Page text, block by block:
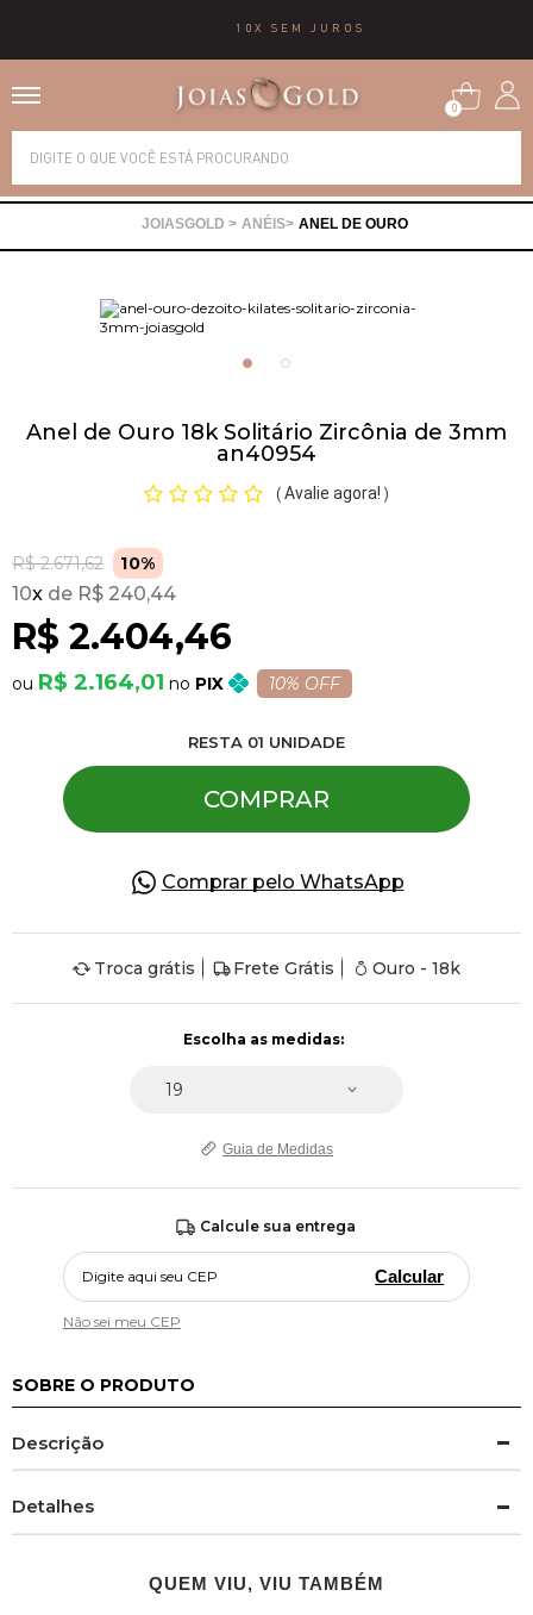
10X SEM JUROS
0
ANÉIS ANEL DE OURO
Anel de Ouro 18k Solitário Zircônia de 3mm
an40954
( Avalie agora! )
R$ 2.671,62 10%
R$ 2.404,46
10x R$ 240,44
R$ 2.164,01 PIX 10% OFF
RESTA 01 UNIDADE
COMPRAR
Comprar pelo WhatsApp
Troca grátis Frete Grátis Ouro - 18k
Guia de Medidas
Calcule sua entrega
Calcular
Não sei meu CEP
SOBRE O PRODUTO
Descrição
Detalhes
QUEM VIU, VIU TAMBÉM
Alianças
Brincos
Pulseiras
Piercing
Pedras Preciosas
Presente
OFERTAS